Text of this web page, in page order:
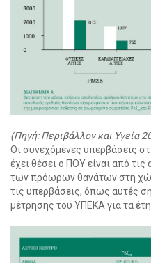
(Πηγή: Περιβάλλον και Υγεία
Οι συνεχόμενες υπερβάσεις
έχει θέσει ο ΠΟΥ είναι από
των πρόωρων θανάτων στη
τις υπερβάσεις, όπως αυτές
μέτρησης του ΥΠΕΚΑ για τα